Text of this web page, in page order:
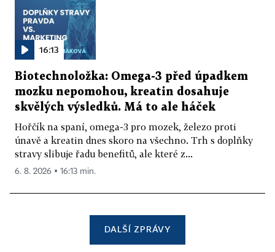
16:13
Biotechnoložka: Omega-3 před úpadkem
mozku nepomohou, kreatin dosahuje
skvělých výsledků. Má to ale háček
Hořčík na spaní, omega-3 pro mozek, železo proti
únavě a kreatin dnes skoro na všechno. Trh s doplňky
stravy slibuje řadu benefitů, ale které z...
6. 8. 2026 ▪ 16:13 min.
DALŠÍ ZPRÁVY